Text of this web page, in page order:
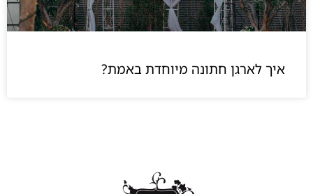
איך לארגן חתונה מיוחדת באמת?